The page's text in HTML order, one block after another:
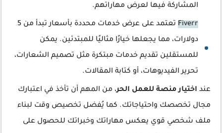
المشاركة فيها لعرض مهاراتهم.
Fiverr
تعتمد على عرض خدمات محددة بأسعار تبدأ من 5
دولارات، مما يجعلها خيارًا مثاليًا للمبتدئين. يمكن
للمستقلين تقديم خدمات مبتكرة مثل تصميم الشعارات،
تحرير الفيديوهات، أو كتابة المقالات.
عند اختيار منصة للعمل الحر، من المهم أن تأخذ في اعتبارك
مجال تخصصك واحتياجاتك. كما يُفضل تخصيص وقت لبناء
ملف شخصي قوي يعكس مهاراتك وخبراتك للحصول على